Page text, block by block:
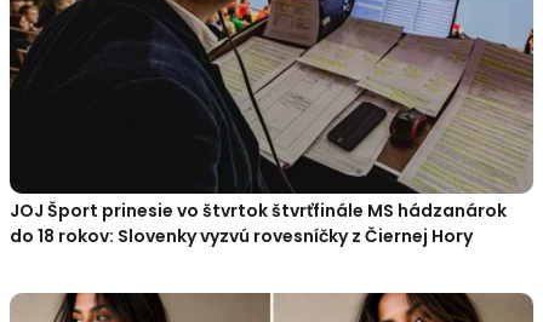
JOJ Šport prinesie vo štvrtok štvrťfinále MS hádzanárok
do 18 rokov: Slovenky vyzvú rovesníčky z Čiernej Hory